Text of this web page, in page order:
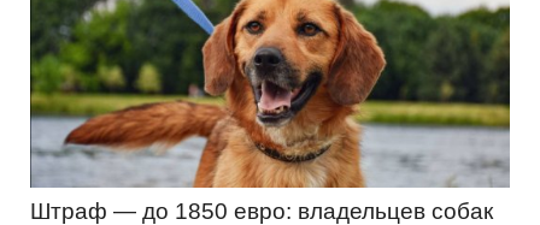
Штраф — до 1850 евро: владельцев собак